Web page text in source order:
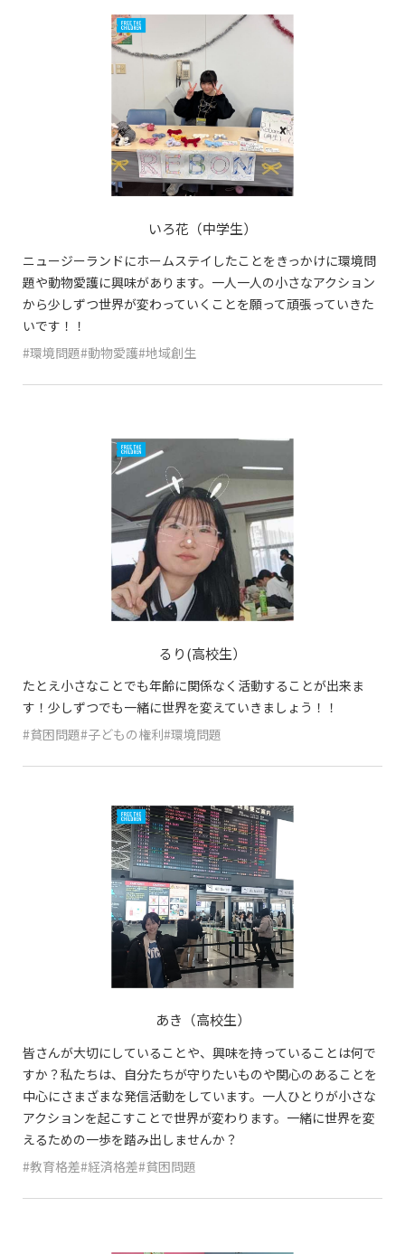
いろ花（中学生）
ニュージーランドにホームステイしたことをきっかけに環境問
題や動物愛護に興味があります。一人一人の小さなアクション
から少しずつ世界が変わっていくことを願って頑張っていきた
いです！！
#環境問題#動物愛護#地域創生
るり(高校生）
たとえ小さなことでも年齢に関係なく活動することが出来ま
す！少しずつでも一緒に世界を変えていきましょう！！
#貧困問題#子どもの権利#環境問題
あき（高校生）
皆さんが大切にしていることや、興味を持っていることは何で
すか？私たちは、自分たちが守りたいものや関心のあることを
中心にさまざまな発信活動をしています。一人ひとりが小さな
アクションを起こすことで世界が変わります。一緒に世界を変
えるための一歩を踏み出しませんか？
#教育格差#経済格差#貧困問題